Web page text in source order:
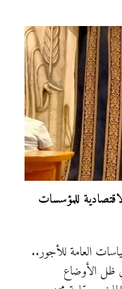
للمؤسسات
العامة للأجور..
ظل الأوضاع